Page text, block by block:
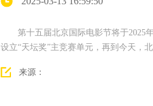
第十五届北京国际电影节将于2025
设立“天坛奖”主竞赛单元，再到今天，
来源：